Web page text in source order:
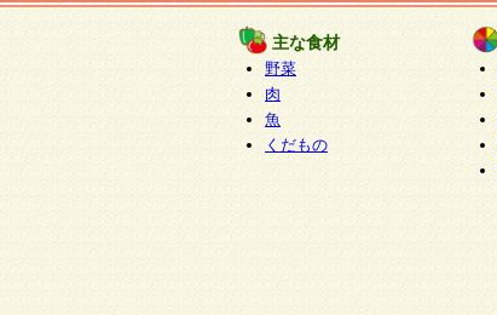
主な食材
野菜
肉
魚
くだもの